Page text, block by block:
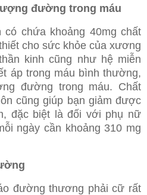
đường trong máu
có chứa khoảng 40mg chất
cho sức khỏe của xương
kinh cũng như hệ miễn
áp trong máu bình thường,
đường trong máu. Chất
cũng giúp bạn giảm được
đặc biệt là đối với phụ nữ
ngày cần khoảng 310 mg
đường thương phải cữ rất